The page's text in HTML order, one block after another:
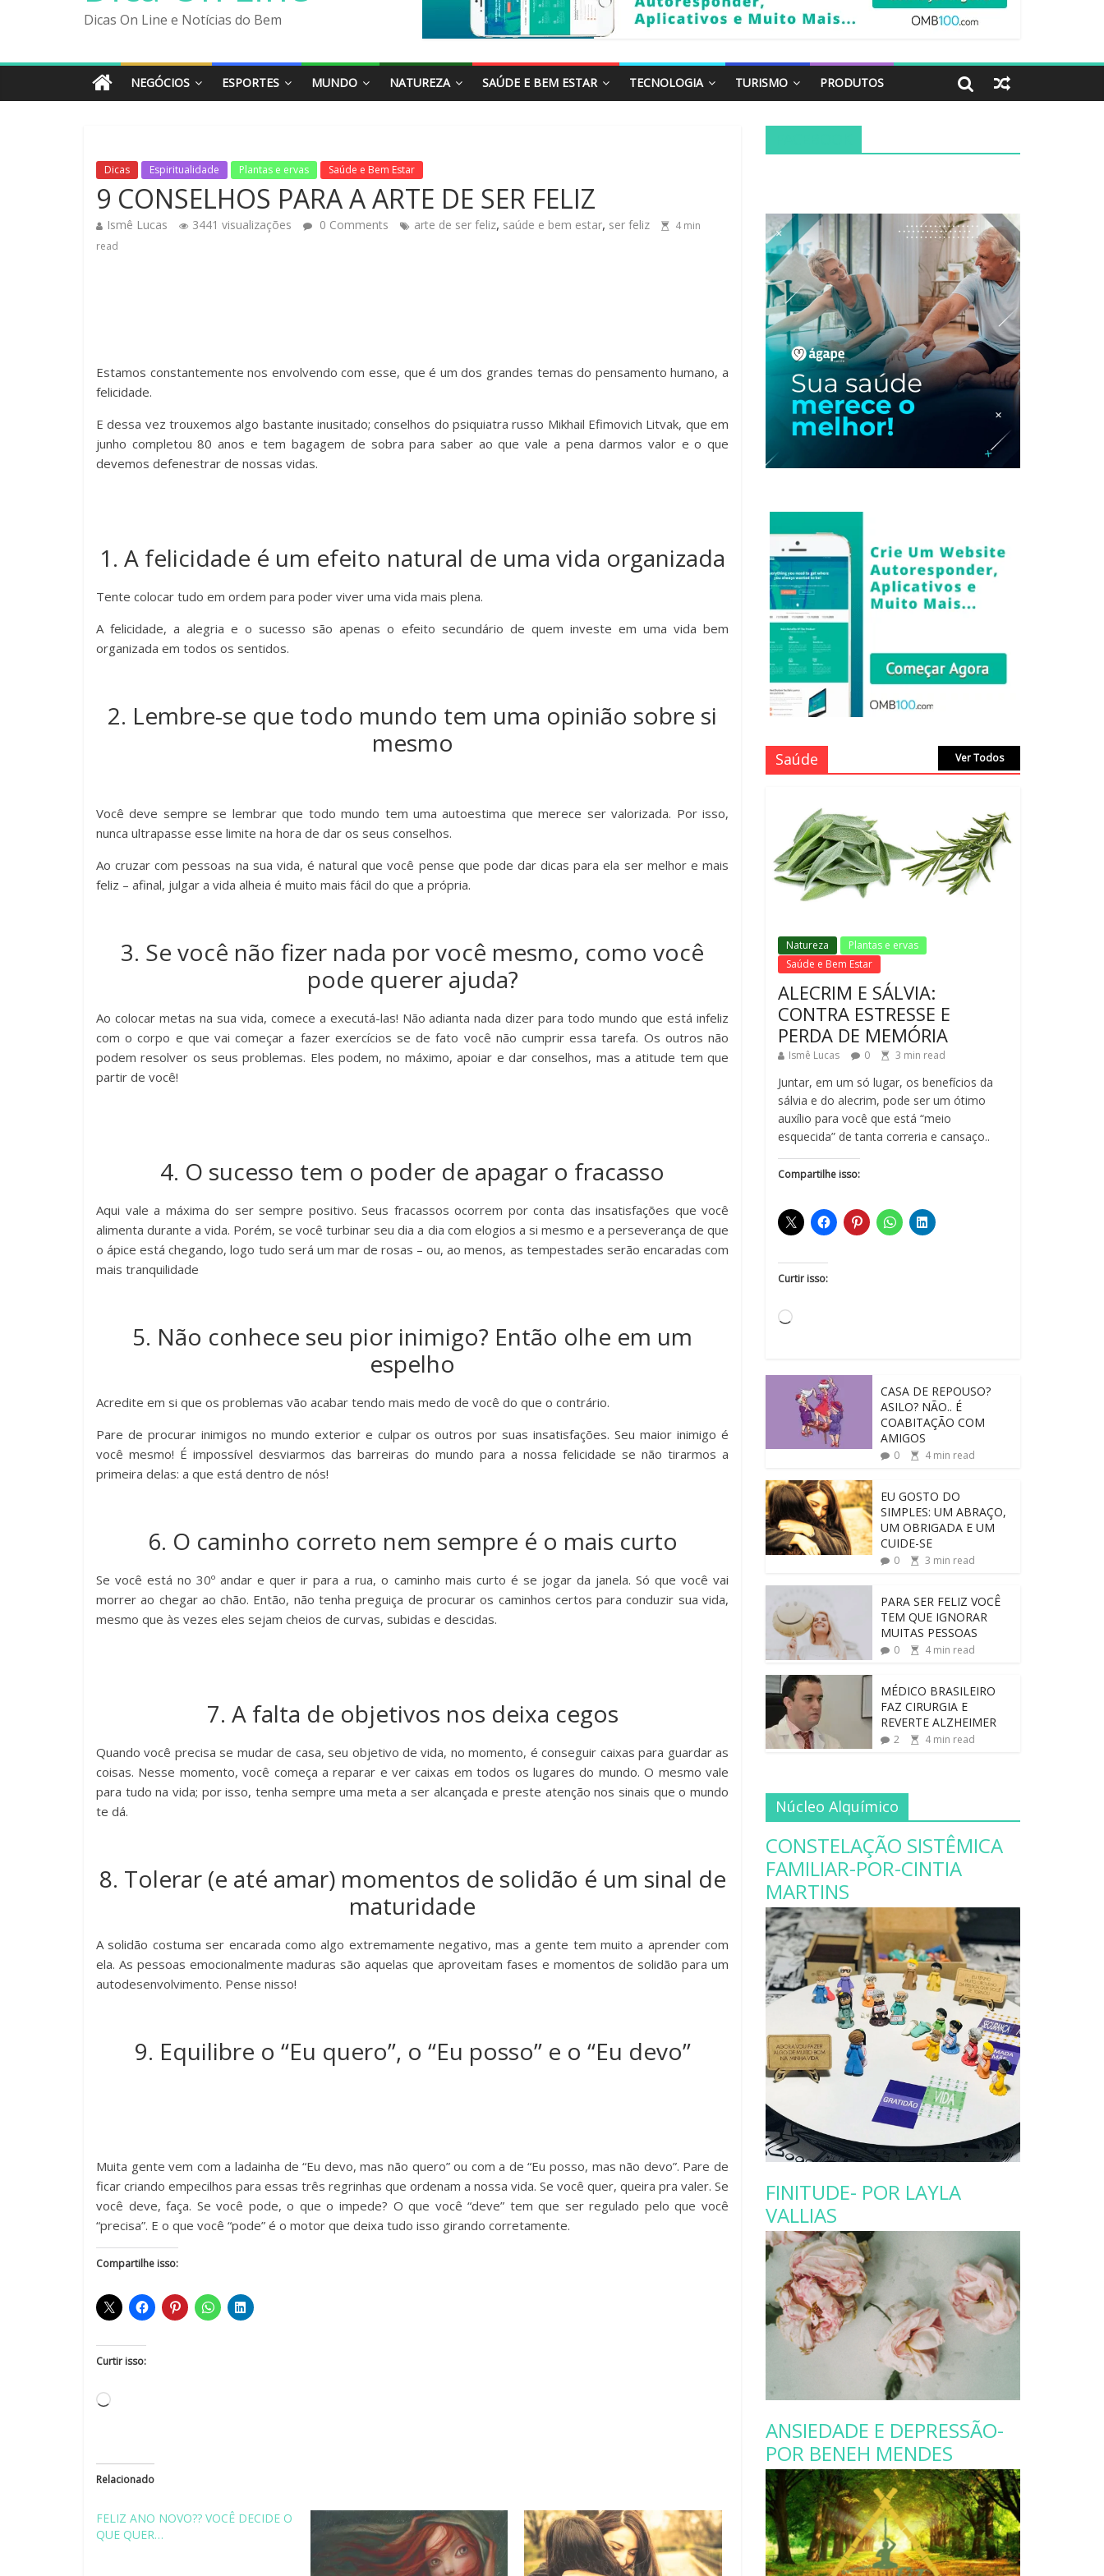
Dicas On Line e Notícias do Bem
NEGÓCIOS ESPORTES MUNDO NATUREZA SAÚDE E BEM ESTAR TECNOLOGIA TURISMO PRODUTOS
Dicas Espiritualidade Plantas e ervas Saúde e Bem Estar
9 CONSELHOS PARA A ARTE DE SER FELIZ
Ismê Lucas 3441 visualizações 0 Comments arte de ser feliz, saúde e bem estar, ser feliz 4min
read
Estamos constantemente nos envolvendo com esse, que é um dos grandes temas do pensamento humano, a
felicidade.
E dessa vez trouxemos algo bastante inusitado; conselhos do psiquiatra russo Mikhail Efimovich Litvak, que em
junho completou 80 anos e tem bagagem de sobra para saber ao que vale a pena darmos valor e o que
devemos defenestrar de nossas vidas.
1. A felicidade é um efeito natural de uma vida organizada
Tente colocar tudo em ordem para poder viver uma vida mais plena.
A felicidade, a alegria e o sucesso são apenas o efeito secundário de quem investe em uma vida bem
organizada em todos os sentidos.
2. Lembre-se que todo mundo tem uma opinião sobre si
mesmo
Você deve sempre se lembrar que todo mundo tem uma autoestima que merece ser valorizada. Por isso,
nunca ultrapasse esse limite na hora de dar os seus conselhos.
Ao cruzar com pessoas na sua vida, é natural que você pense que pode dar dicas para ela ser melhor e mais
feliz – afinal, julgar a vida alheia é muito mais fácil do que a própria.
3. Se você não fizer nada por você mesmo, como você
pode querer ajuda?
Ao colocar metas na sua vida, comece a executá-las! Não adianta nada dizer para todo mundo que está infeliz
com o corpo e que vai começar a fazer exercícios se de fato você não cumprir essa tarefa. Os outros não
podem resolver os seus problemas. Eles podem, no máximo, apoiar e dar conselhos, mas a atitude tem que
partir de você!
4. O sucesso tem o poder de apagar o fracasso
Aqui vale a máxima do ser sempre positivo. Seus fracassos ocorrem por conta das insatisfações que você
alimenta durante a vida. Porém, se você turbinar seu dia a dia com elogios a si mesmo e a perseverança de que
o ápice está chegando, logo tudo será um mar de rosas – ou, ao menos, as tempestades serão encaradas com
mais tranquilidade
5. Não conhece seu pior inimigo? Então olhe em um
espelho
Acredite em si que os problemas vão acabar tendo mais medo de você do que o contrário.
Pare de procurar inimigos no mundo exterior e culpar os outros por suas insatisfações. Seu maior inimigo é
você mesmo! É impossível desviarmos das barreiras do mundo para a nossa felicidade se não tirarmos a
primeira delas: a que está dentro de nós!
6. O caminho correto nem sempre é o mais curto
Se você está no 30º andar e quer ir para a rua, o caminho mais curto é se jogar da janela. Só que você vai
morrer ao chegar ao chão. Então, não tenha preguiça de procurar os caminhos certos para conduzir sua vida,
mesmo que às vezes eles sejam cheios de curvas, subidas e descidas.
7. A falta de objetivos nos deixa cegos
Quando você precisa se mudar de casa, seu objetivo de vida, no momento, é conseguir caixas para guardar as
coisas. Nesse momento, você começa a reparar e ver caixas em todos os lugares do mundo. O mesmo vale
para tudo na vida; por isso, tenha sempre uma meta a ser alcançada e preste atenção nos sinais que o mundo
te dá.
8. Tolerar (e até amar) momentos de solidão é um sinal de
maturidade
A solidão costuma ser encarada como algo extremamente negativo, mas a gente tem muito a aprender com
ela. As pessoas emocionalmente maduras são aquelas que aproveitam fases e momentos de solidão para um
autodesenvolvimento. Pense nisso!
9. Equilibre o “Eu quero”, o “Eu posso” e o “Eu devo”
Muita gente vem com a ladainha de “Eu devo, mas não quero” ou com a de “Eu posso, mas não devo”. Pare de
ficar criando empecilhos para essas três regrinhas que ordenam a nossa vida. Se você quer, queira pra valer. Se
você deve, faça. Se você pode, o que o impede? O que você “deve” tem que ser regulado pelo que você
“precisa”. E o que você “pode” é o motor que deixa tudo isso girando corretamente.
Compartilhe isso:
Curtir isso:
Relacionado
FELIZ ANO NOVO?? VOCÊ DECIDE O
QUE QUER…
Saúde Ver Todos
Natureza
Plantas e ervas
Saúde e Bem Estar
ALECRIM E SÁLVIA:
CONTRA ESTRESSE E
PERDA DE MEMÓRIA
Ismê Lucas 0 3 min read
Juntar, em um só lugar, os benefícios da
sálvia e do alecrim, pode ser um ótimo
auxílio para você que está “meio
esquecida” de tanta correria e cansaço..
Compartilhe isso:
Curtir isso:
CASA DE REPOUSO?
ASILO? NÃO.. É
COABITAÇÃO COM
AMIGOS
0 4min read
EU GOSTO DO
SIMPLES: UM ABRAÇO,
UM OBRIGADA E UM
CUIDE-SE
0 3 min read
PARA SER FELIZ VOCÊ
TEM QUE IGNORAR
MUITAS PESSOAS
0 4min read
MÉDICO BRASILEIRO
FAZ CIRURGIA E
REVERTE ALZHEIMER
2 4min read
Núcleo Alquímico
CONSTELAÇÃO SISTÊMICA
FAMILIAR-POR-CINTIA
MARTINS
FINITUDE- POR LAYLA
VALLIAS
ANSIEDADE E DEPRESSÃO-
POR BENEH MENDES